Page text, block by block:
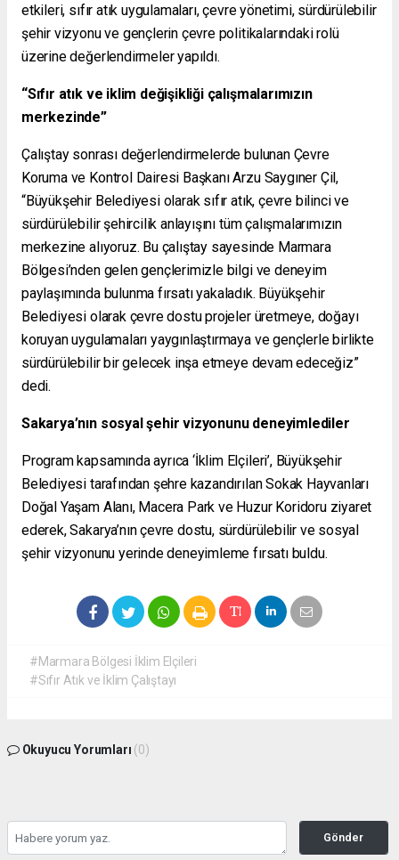
etkileri, sıfır atık uygulamaları, çevre yönetimi, sürdürülebilir
şehir vizyonu ve gençlerin çevre politikalarındaki rolü
üzerine değerlendirmeler yapıldı.
“Sıfır atık ve iklim değişikliği çalışmalarımızın
merkezinde”
Çalıştay sonrası değerlendirmelerde bulunan Çevre
Koruma ve Kontrol Dairesi Başkanı Arzu Saygıner Çil,
“Büyükşehir Belediyesi olarak sıfır atık, çevre bilinci ve
sürdürülebilir şehircilik anlayışını tüm çalışmalarımızın
merkezine alıyoruz. Bu çalıştay sayesinde Marmara
Bölgesi’nden gelen gençlerimizle bilgi ve deneyim
paylaşımında bulunma fırsatı yakaladık. Büyükşehir
Belediyesi olarak çevre dostu projeler üretmeye, doğayı
koruyan uygulamaları yaygınlaştırmaya ve gençlerle birlikte
sürdürülebilir bir gelecek inşa etmeye devam edeceğiz”
dedi.
Sakarya’nın sosyal şehir vizyonunu deneyimlediler
Program kapsamında ayrıca ‘İklim Elçileri’, Büyükşehir
Belediyesi tarafından şehre kazandırılan Sokak Hayvanları
Doğal Yaşam Alanı, Macera Park ve Huzur Koridoru ziyaret
ederek, Sakarya’nın çevre dostu, sürdürülebilir ve sosyal
şehir vizyonunu yerinde deneyimleme fırsatı buldu.
#Marmara Bölgesi İklim Elçileri
#Sıfır Atık ve İklim Çalıştayı
Okuyucu Yorumları (0)
Gönder